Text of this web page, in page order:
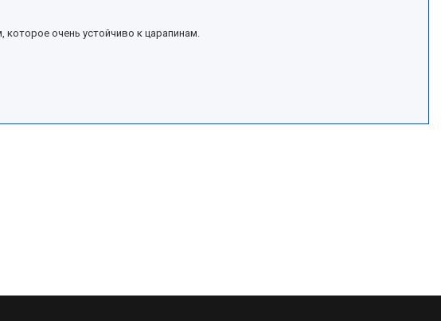
очень устойчиво к царапинам.